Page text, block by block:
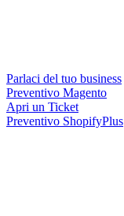
Parlaci del tuo business
Preventivo Magento
Apri un Ticket
Preventivo ShopifyPlus